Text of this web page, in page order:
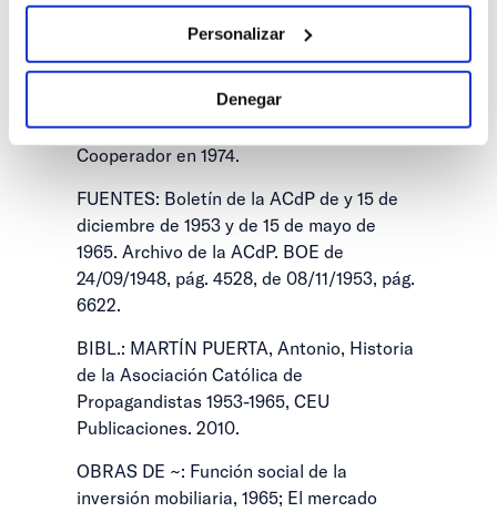
Personalizar
Denegar
Ingresó en la ACN de P como Socio
Inscrito en el Centro de Madrid en 1949.
Fue Consejero Nacional entre 1959 y 1961,
y Secretario del Centro de Barcelona
entre 1959 y 1965. Pasó a Socio
Cooperador en 1974.
FUENTES: Boletín de la ACdP de y 15 de
diciembre de 1953 y de 15 de mayo de
1965. Archivo de la ACdP. BOE de
24/09/1948, pág. 4528, de 08/11/1953, pág.
6622.
BIBL.: MARTÍN PUERTA, Antonio, Historia
de la Asociación Católica de
Propagandistas 1953-1965, CEU
Publicaciones. 2010.
OBRAS DE ~: Función social de la
inversión mobiliaria, 1965; El mercado